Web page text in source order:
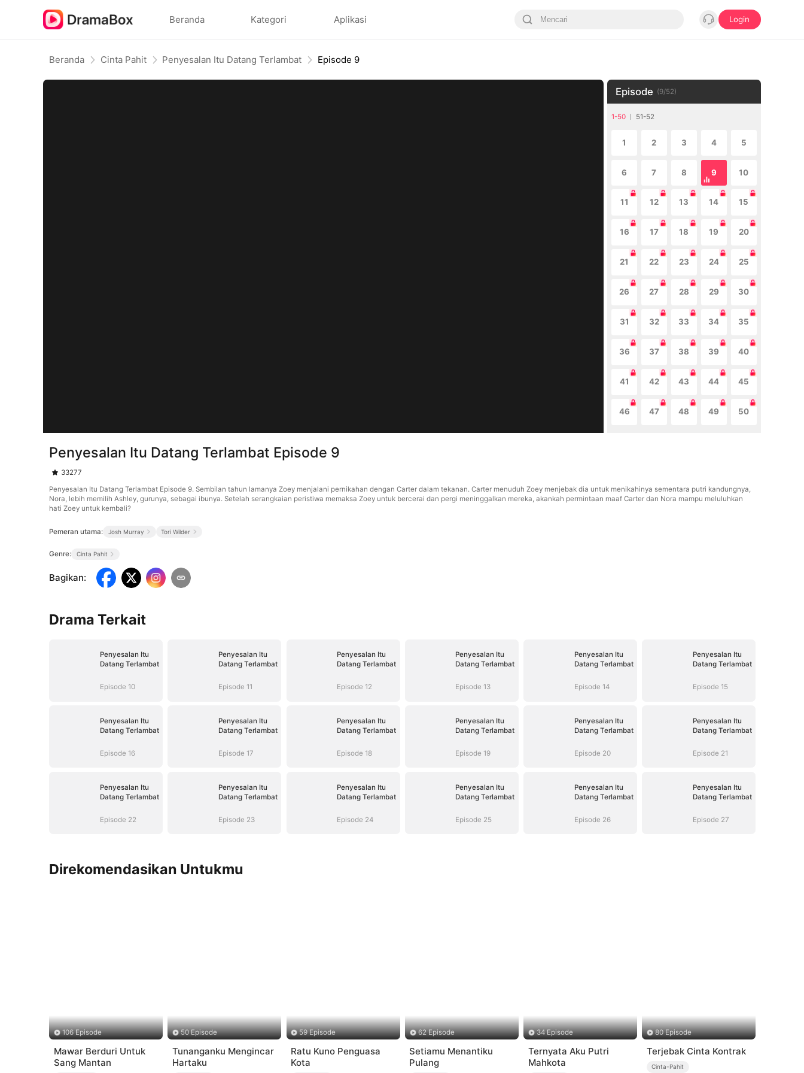
Beranda Kategori Aplikasi Login
Beranda Cinta Pahit Penyesalan Itu Datang Terlambat Episode 9
Episode (9/52)
1-50 51-52
1 2 3 4 5
6 7 8 9 10
11 12 13 14 15
16 17 18 19 20
21 22 23 24 25
26 27 28 29 30
31 32 33 34 35
36 37 38 39 40
41 42 43 44 45
46 47 48 49 50
Penyesalan Itu Datang Terlambat Episode 9
33277
Penyesalan Itu Datang Terlambat Episode 9. Sembilan tahun lamanya Zoey menjalani pernikahan dengan Carter dalam tekanan. Carter menuduh Zoey menjebak dia untuk menikahinya sementara putri kandungnya,
Nora, lebih memilih Ashley, gurunya, sebagai ibunya. Setelah serangkaian peristiwa memaksa Zoey untuk bercerai dan pergi meninggalkan mereka, akankah permintaan maaf Carter dan Nora mampu meluluhkan
hati Zoey untuk kembali?
Pemeran utama: Josh Murray Tori Wilder
Genre: Cinta Pahit
Bagikan:
Drama Terkait
Penyesalan Itu
Datang Terlambat
Episode 10
Penyesalan Itu
Datang Terlambat
Episode 11
Penyesalan Itu
Datang Terlambat
Episode 12
Penyesalan Itu
Datang Terlambat
Episode 13
Penyesalan Itu
Datang Terlambat
Episode 14
Penyesalan Itu
Datang Terlambat
Episode 15
Penyesalan Itu
Datang Terlambat
Episode 16
Penyesalan Itu
Datang Terlambat
Episode 17
Penyesalan Itu
Datang Terlambat
Episode 18
Penyesalan Itu
Datang Terlambat
Episode 19
Penyesalan Itu
Datang Terlambat
Episode 20
Penyesalan Itu
Datang Terlambat
Episode 21
Penyesalan Itu
Datang Terlambat
Episode 22
Penyesalan Itu
Datang Terlambat
Episode 23
Penyesalan Itu
Datang Terlambat
Episode 24
Penyesalan Itu
Datang Terlambat
Episode 25
Penyesalan Itu
Datang Terlambat
Episode 26
Penyesalan Itu
Datang Terlambat
Episode 27
Direkomendasikan Untukmu
106 Episode
Mawar Berduri Untuk
Sang Mantan
50 Episode
Tunanganku Mengincar
Hartaku
59 Episode
Ratu Kuno Penguasa
Kota
62 Episode
Setiamu Menantiku
Pulang
34 Episode
Ternyata Aku Putri
Mahkota
80 Episode
Terjebak Cinta Kontrak
Cinta-Pahit